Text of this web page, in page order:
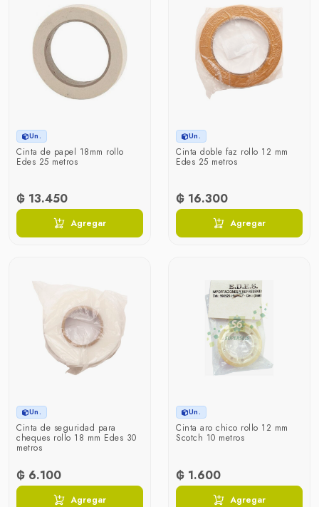
Un.
Cinta de papel 18mm rollo
Edes 25 metros
₲ 13.450
Agregar
Un.
Cinta doble faz rollo 12 mm
Edes 25 metros
₲ 16.300
Agregar
Un.
Cinta de seguridad para
cheques rollo 18 mm Edes 30
metros
₲ 6.100
Agregar
Un.
Cinta aro chico rollo 12 mm
Scotch 10 metros
₲ 1.600
Agregar